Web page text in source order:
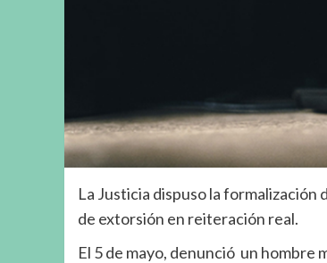
La Justicia dispuso la formalización
de extorsión en reiteración real.
El 5 de mayo, denunció un hombre